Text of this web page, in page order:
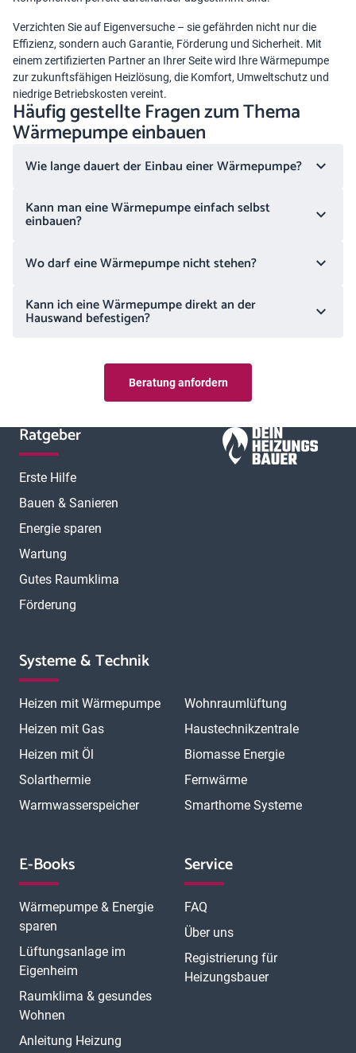
Verzichten Sie auf Eigenversuche – sie gefährden nicht nur die
Effizienz, sondern auch Garantie, Förderung und Sicherheit. Mit
einem zertifizierten Partner an Ihrer Seite wird Ihre Wärmepumpe
zur zukunftsfähigen Heizlösung, die Komfort, Umweltschutz und
niedrige Betriebskosten vereint.
Häufig gestellte Fragen zum Thema
Wärmepumpe einbauen
Wie lange dauert der Einbau einer Wärmepumpe?
Kann man eine Wärmepumpe einfach selbst
einbauen?
Wo darf eine Wärmepumpe nicht stehen?
Kann ich eine Wärmepumpe direkt an der
Hauswand befestigen?
Beratung anfordern
Ratgeber
Erste Hilfe
Bauen & Sanieren
Energie sparen
Wartung
Gutes Raumklima
Förderung
Systeme & Technik
Heizen mit Wärmepumpe
Heizen mit Gas
Heizen mit Öl
Solarthermie
Warmwasserspeicher
Wohnraumlüftung
Haustechnikzentrale
Biomasse Energie
Fernwärme
Smarthome Systeme
E-Books
Wärmepumpe & Energie
sparen
Lüftungsanlage im
Eigenheim
Raumklima & gesundes
Wohnen
Anleitung Heizung
Service
FAQ
Über uns
Registrierung für
Heizungsbauer